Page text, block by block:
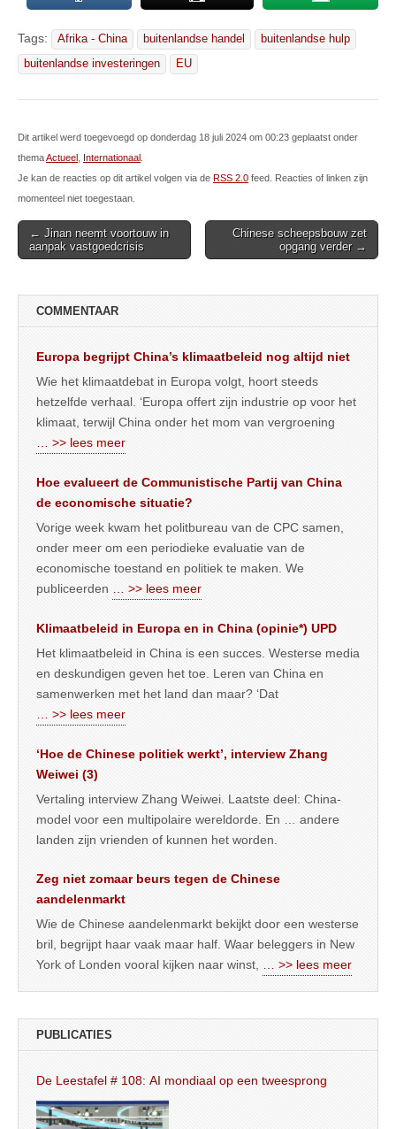
Tags: Afrika - China buitenlandse handel
buitenlandse hulp
buitenlandse investeringen
EU
Dit artikel werd toegevoegd op donderdag 18 juli 2024 om 00:23 geplaatst onder
themaActueel Internationaal
Je kan de reacties op dit artikel volgen via de RSS 2.0 feed. Reacties of linken zijn
momenteel niet toegestaan.
Post
navigation
← Jinan neemt voortouw in
aanpak vastgoedcrisis
Chinese scheepsbouw zet
opgang verder →
COMMENTAAR
Europa begrijpt China’s klimaatbeleid nog altijd niet
Wie het klimaatdebat in Europa volgt, hoort steeds
hetzelfde verhaal. ‘Europa offert zijn industrie op voor het
klimaat, terwijl China onder het mom van vergroening
… >> lees meer
Hoe evalueert de Communistische Partij van China
de economische situatie?
Vorige week kwam het politbureau van de CPC samen,
onder meer om een periodieke evaluatie van de
economische toestand en politiek te maken. We
publiceerden … >> lees meer
Klimaatbeleid in Europa en in China (opinie*) UPD
Het klimaatbeleid in China is een succes. Westerse media
en deskundigen geven het toe. Leren van China en
samenwerken met het land dan maar? ‘Dat
… >> lees meer
‘Hoe de Chinese politiek werkt’, interview Zhang
Weiwei (3)
Vertaling interview Zhang Weiwei. Laatste deel: China-
model voor een multipolaire wereldorde. En … andere
landen zijn vrienden of kunnen het worden.
Zeg niet zomaar beurs tegen de Chinese
aandelenmarkt
Wie de Chinese aandelenmarkt bekijkt door een westerse
bril, begrijpt haar vaak maar half. Waar beleggers in New
York of Londen vooral kijken naar winst, … >> lees meer
PUBLICATIES
De Leestafel # 108: AI mondiaal op een tweesprong